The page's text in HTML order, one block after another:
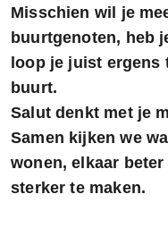
Misschien wil je
buurtgenoten, heb
loop je juist ergens
buurt.
Salut denkt met je
Samen kijken we
wonen, elkaar
sterker te maken.